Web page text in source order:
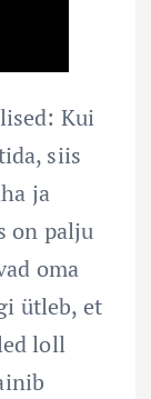
Kui
siis
ja
on palju
oma
ütleb, et
loll